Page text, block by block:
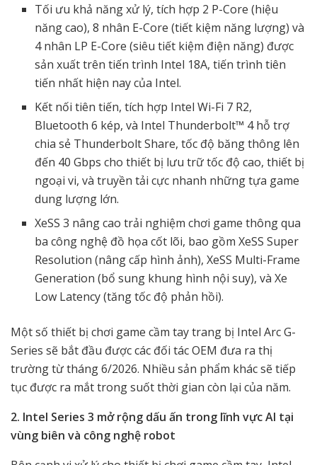
Tối ưu khả năng xử lý, tích hợp 2 P-Core (hiệu
năng cao), 8 nhân E-Core (tiết kiệm năng lượng) và
4 nhân LP E-Core (siêu tiết kiệm điện năng) được
sản xuất trên tiến trình Intel 18A, tiến trình tiên
tiến nhất hiện nay của Intel.
Kết nối tiên tiến, tích hợp Intel Wi-Fi 7 R2,
Bluetooth 6 kép, và Intel Thunderbolt™ 4 hỗ trợ
chia sẻ Thunderbolt Share, tốc độ băng thông lên
đến 40 Gbps cho thiết bị lưu trữ tốc độ cao, thiết bị
ngoại vi, và truyền tải cực nhanh những tựa game
dung lượng lớn.
XeSS 3 nâng cao trải nghiệm chơi game thông qua
ba công nghệ đồ họa cốt lõi, bao gồm XeSS Super
Resolution (nâng cấp hình ảnh), XeSS Multi-Frame
Generation (bổ sung khung hình nội suy), và Xe
Low Latency (tăng tốc độ phản hồi).
Một số thiết bị chơi game cầm tay trang bị Intel Arc G-
Series sẽ bắt đầu được các đối tác OEM đưa ra thị
trường từ tháng 6/2026. Nhiều sản phẩm khác sẽ tiếp
tục được ra mắt trong suốt thời gian còn lại của năm.
2. Intel Series 3 mở rộng dấu ấn trong lĩnh vực AI tại
vùng biên và công nghệ robot